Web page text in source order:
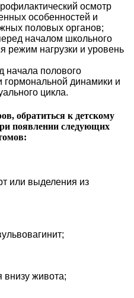
осмотр
особенностей и
половых органов;
началом школьного
режим нагрузки и уровень
начала полового
гормональной динамики и
цикла.
обратиться к детскому
появлении следующих
или выделения из
живота;